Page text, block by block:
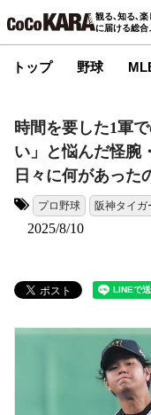
観る､知る､
に届ける総合
トップ 野球
時間を要した1軍
い」と悩んだ怪腕
日々に何があった
プロ野球 阪神タイガ
2025/8/10